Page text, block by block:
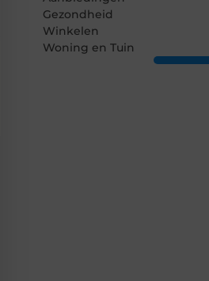
Gezondheid
Winkelen
Woning en Tuin